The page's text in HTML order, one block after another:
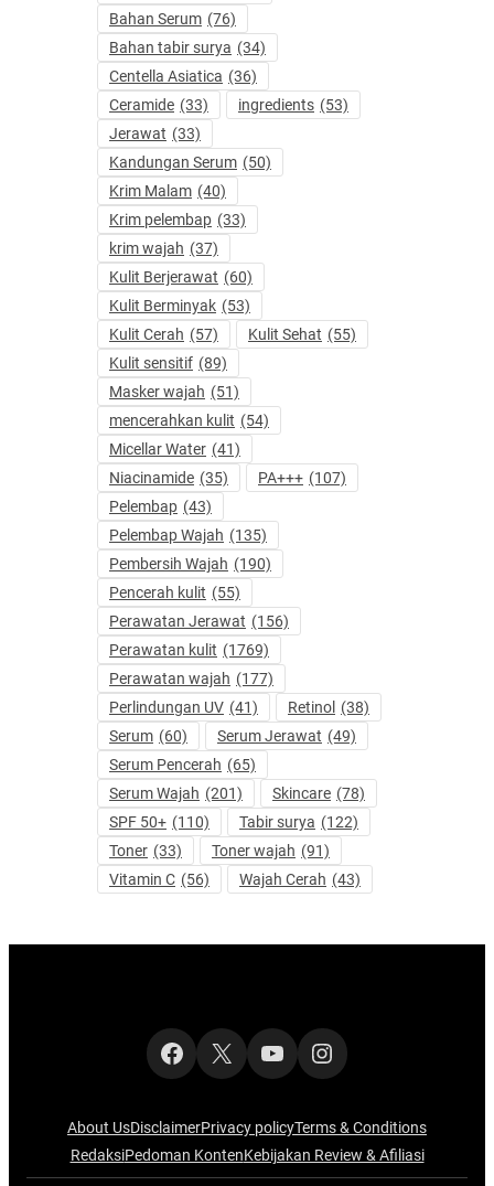
Bahan Serum (76)
Bahan tabir surya (34)
Centella Asiatica (36)
Ceramide (33) ingredients (53)
Jerawat (33)
Kandungan Serum (50)
Krim Malam (40)
Krim pelembap (33)
krim wajah (37)
Kulit Berjerawat (60)
Kulit Berminyak (53)
Kulit Cerah (57) Kulit Sehat (55)
Kulit sensitif (89)
Masker wajah (51)
mencerahkan kulit (54)
Micellar Water (41)
Niacinamide (35) PA+++ (107)
Pelembap (43)
Pelembap Wajah (135)
Pembersih Wajah (190)
Pencerah kulit (55)
Perawatan Jerawat (156)
Perawatan kulit (1769)
Perawatan wajah (177)
Perlindungan UV (41) Retinol (38)
Serum (60) Serum Jerawat (49)
Serum Pencerah (65)
Serum Wajah (201) Skincare (78)
SPF 50+ (110) Tabir surya (122)
Toner (33) Toner wajah (91)
Vitamin C (56) Wajah Cerah (43)
Facebook
X YouTubeInstagram
About UsDisclaimerPrivacy policyTerms & Conditions
RedaksiPedoman KontenKebijakan Review & Afiliasi